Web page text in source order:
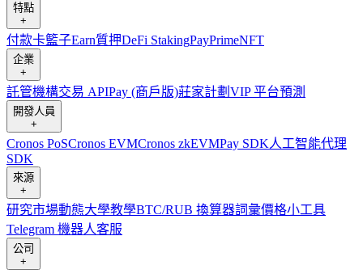
特點
+
付款卡籃子Earn質押DeFi StakingPayPrimeNFT
企業
+
託管機構交易 APIPay (商戶版)莊家計劃 VIP 平台預測
開發人員
+
Cronos PoSCronos EVMCronos zkEVMPay SDK人工智能代理
SDK
來源
+
研究市場動態大學教學BTC/RUB 換算器詞彙價格小工具
Telegram 機器人客服
公司
+